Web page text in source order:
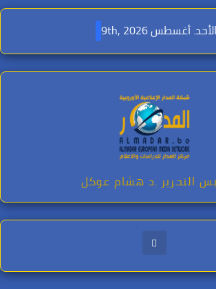
الأحد. أغسطس 9th, 2026
التحرير .د هشام عوكل